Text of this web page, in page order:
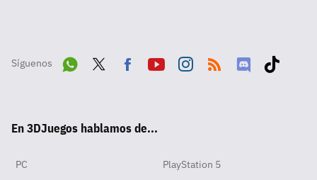
Síguenos
pp
ok
En 3DJuegos hablamos de...
PC PlayStation 5